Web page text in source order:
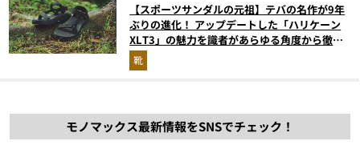
【スポーツサンダルの元祖】テバの名作が9年
ぶりの進化！ アップデートした「ハリケーン
XLT3」の魅力を識者があらゆる角度から徹底
解説！
靴
モノマックス最新情報をSNSでチェック！